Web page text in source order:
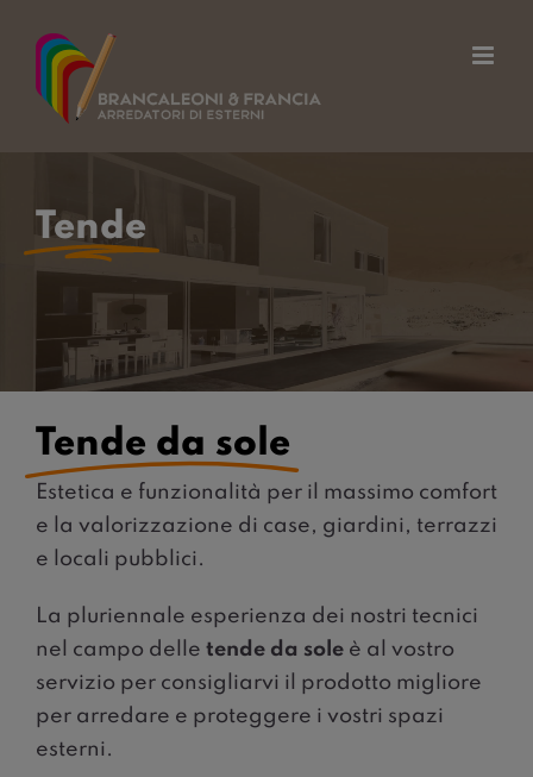
contenuto
Tende
Tende da sole
Estetica e funzionalità per il massimo comfort
e la valorizzazione di case, giardini, terrazzi
e locali pubblici.
La pluriennale esperienza dei nostri tecnici
nel campo delle tende da soleè al vostro
servizio per consigliarvi il prodotto migliore
per arredare e proteggere i vostri spazi
esterni.